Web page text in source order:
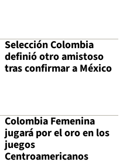
Selección Colombia
definió otro amistoso
tras confirmar a México
Colombia Femenina
jugará por el oro en los
juegos
Centroamericanos